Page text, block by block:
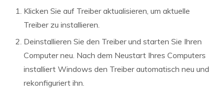
Klicken Sie auf Treiber aktualisieren, um aktuelle
Treiber zu installieren.
Deinstallieren Sie den Treiber und starten Sie Ihren
Computer neu. Nach dem Neustart Ihres Computers
installiert Windows den Treiber automatisch neu und
rekonfiguriert ihn.